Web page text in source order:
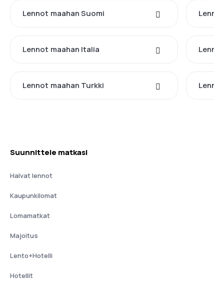
Lennot maahan Suomi
Lennot maahan Italia
Lennot maahan Turkki
Suunnittele matkasi
Halvat lennot
Kaupunkilomat
Lomamatkat
Majoitus
Lento+Hotelli
Hotellit